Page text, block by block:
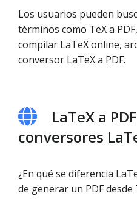
Los usuarios pueden
términos como TeX a
compilar LaTeX online,
conversor LaTeX a PDF.
LaTeX a
conversores
¿En qué se diferencia
de generar un PDF desde